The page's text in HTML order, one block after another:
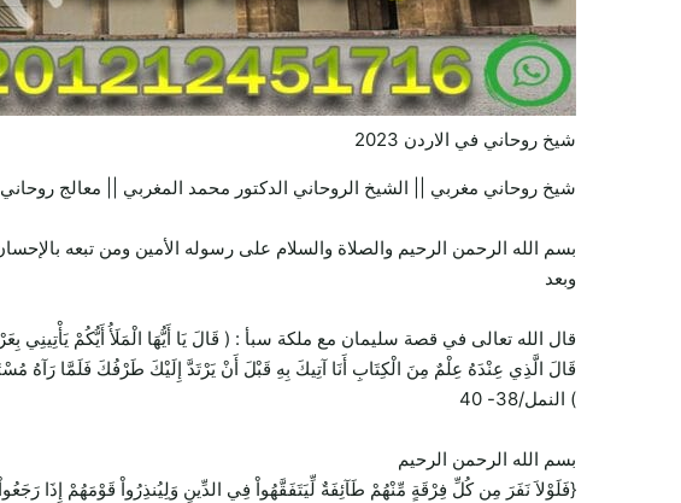
شيخ روحاني في الاردن 2023
شيخ روحاني مغربي || الشيخ الروحاني الدكتور محمد المغربي || معالج
بسم الله الرحمن الرحيم والصلاة والسلام على رسوله الأمين ومن تبعه
وبعد
قال الله تعالى في قصة سليمان مع ملكة سبأ : ( قَالَ يَا أَيُّهَا الْمَلَأُ أَيُّكُمْ
قَالَ الَّذِي عِنْدَهُ عِلْمٌ مِنَ الْكِتَابِ أَنَا آتِيكَ بِهِ قَبْلَ أَنْ يَرْتَدَّ إِلَيْكَ طَرْفُكَ فَلَمَّا
) النمل/38- 40
بسم الله الرحمن الرحيم
{فَلَوْلاَ نَفَرَ مِن كُلِّ فِرْقَةٍ مِّنْهُمْ طَآئِفَةٌ لِّيَتَفَقَّهُواْ فِي الدِّينِ وَلِيُنذِرُواْ قَوْمَهُمْ إِذَا